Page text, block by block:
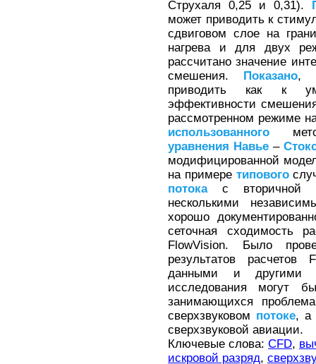
Струхаля 0,25 и 0,31).
может приводить к
сдвиговом слое на
нагрева и для двух
рассчитано значение
смешения. Показано,
приводить как к
эффективности
рассмотренном режиме
использованного
уравнения Навье–
модифицированной
на примере типового
потокас вторичной
несколькими
хорошо
сеточная сходимость
FlowVision. Было
результатов расчетов
данными и другими
исследования могут
занимающихся
сверхзвуковом потоке, а
сверхзвуковой авиации.
Ключевые слова: CFD,
искровой разряд,